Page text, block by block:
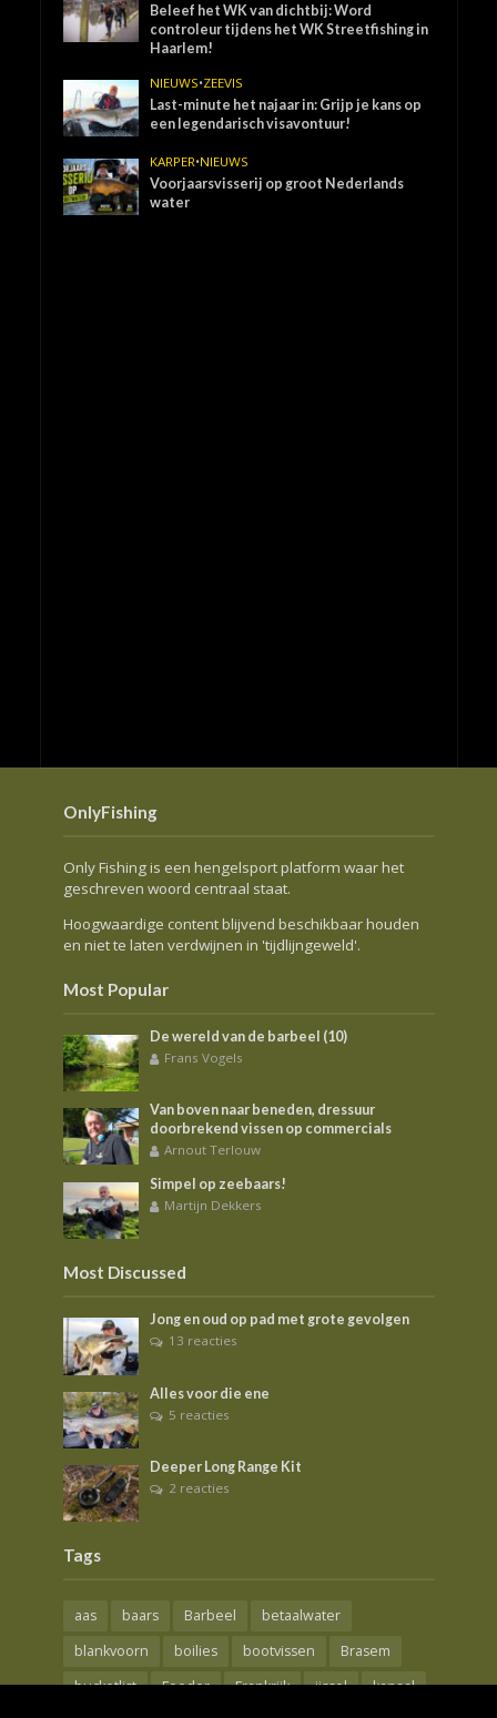
Beleef het WK van dichtbij: Word
controleur tijdens het WK Streetfishing in
Haarlem!
NIEUWS•ZEEVIS
Last-minute het najaar in: Grijp je kans op
een legendarisch visavontuur!
KARPER•NIEUWS
Voorjaarsvisserij op groot Nederlands
water
OnlyFishing
Only Fishing is een hengelsport platform waar het
geschreven woord centraal staat.
Hoogwaardige content blijvend beschikbaar houden
en niet te laten verdwijnen in 'tijdlijngeweld'.
Most Popular
De wereld van de barbeel (10)
Frans Vogels
Van boven naar beneden, dressuur
doorbrekend vissen op commercials
Arnout Terlouw
Simpel op zeebaars!
Martijn Dekkers
Most Discussed
Jong en oud op pad met grote gevolgen
13 reacties
Alles voor die ene
5 reacties
Deeper Long Range Kit
2 reacties
Tags
aas baars Barbeel
betaalwater
blankvoorn
boilies bootvissen
Brasem
bucketlist
Feeder Frankrijk ijssel
kanaal